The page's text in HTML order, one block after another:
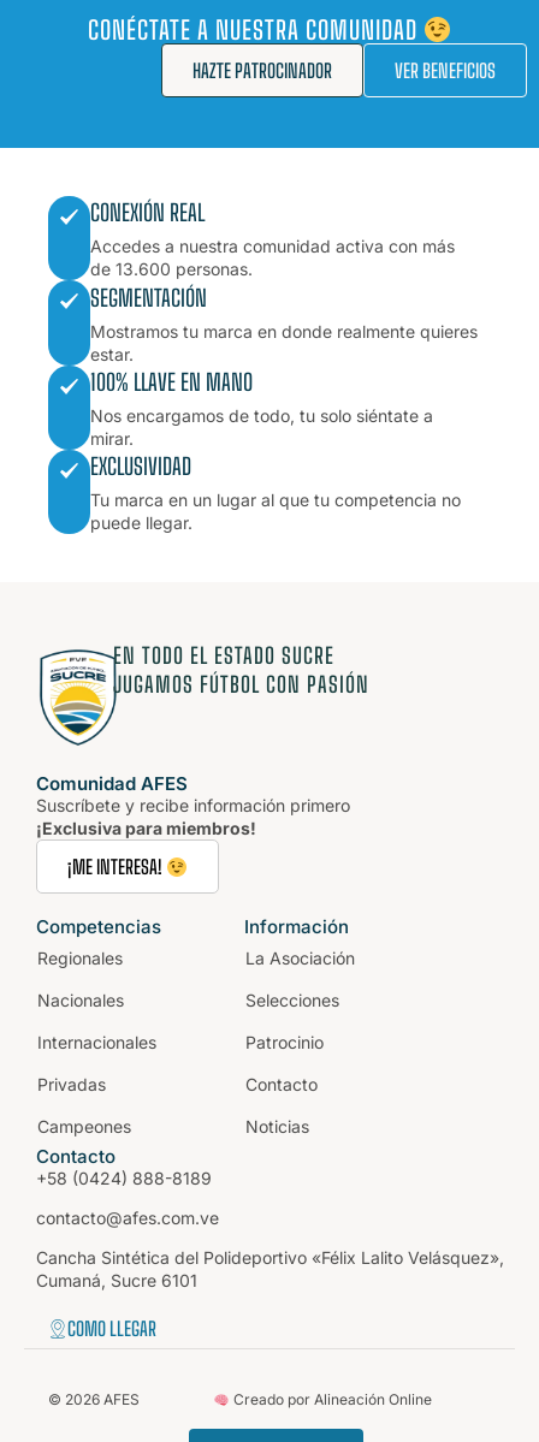
CONÉCTATE A NUESTRA COMUNIDAD
VER BENEFICIOS
HAZTE PATROCINADOR
CONEXIÓN REAL
Accedes a nuestra comunidad activa con más
de 13.600 personas.
SEGMENTACIÓN
Mostramos tu marca en donde realmente quieres
estar.
100% LLAVE EN MANO
Nos encargamos de todo, tu solo siéntate a
mirar.
EXCLUSIVIDAD
Tu marca en un lugar al que tu competencia no
puede llegar.
EN TODO EL ESTADO SUCRE
JUGAMOS FÚTBOL CON PASIÓN
Comunidad AFES
Suscríbete y recibe información primero
¡Exclusiva para miembros!
¡ME INTERESA!
Competencias
Regionales
Nacionales
Internacionales
Privadas
Campeones
Información
La Asociación
Selecciones
Patrocinio
Contacto
Noticias
Contacto
+58 (0424) 888-8189
contacto@afes.com.ve
Cancha Sintética del Polideportivo «Félix Lalito Velásquez»,
Cumaná, Sucre 6101
COMO LLEGAR
© 2026AFES Creado por Alineación Online